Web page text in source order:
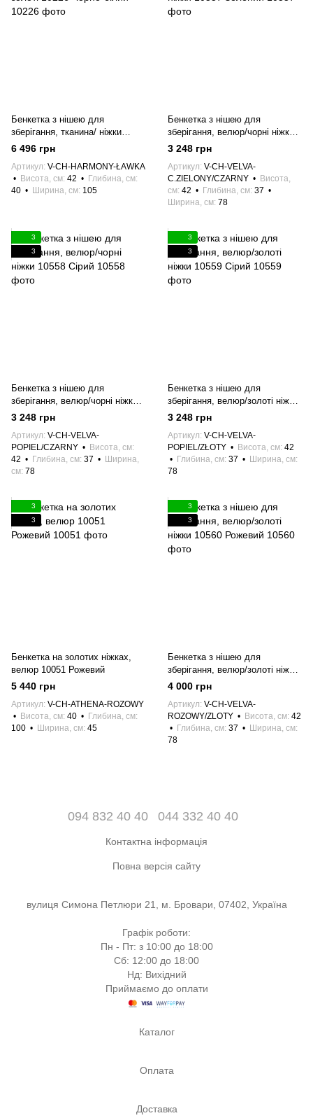
Бенкетка з нішею для
зберігання, тканина/ ніжки
золоті 10226 Чорно-білий
6 496 грн
Артикул V-CH-HARMONY-ŁAWKA
Висота, см 42
Глибина, см
40
Ширина, см 105
Бенкетка з нішею для
зберігання, велюр/чорні ніжки
10557 Зелений
3 248 грн
Артикул V-CH-VELVA-
C.ZIELONY/CZARNY
Висота,
см 42 Глибина, см 37
Ширина, см 78
3
3
Бенкетка з нішею для
зберігання, велюр/чорні ніжки
10558 Сірий
3 248 грн
Артикул V-CH-VELVA-
POPIEL/CZARNY
Висота, см
42
Глибина, см 37
Ширина,
см 78
3
3
Бенкетка з нішею для
зберігання, велюр/золоті ніжки
10559 Сірий
3 248 грн
Артикул V-CH-VELVA-
POPIEL/ZŁOTY
Висота, см 42
Глибина, см 37
Ширина, см
78
3
3
Бенкетка на золотих ніжках,
велюр 10051 Рожевий
5 440 грн
Артикул V-CH-ATHENA-ROZOWY
Висота, см 40
Глибина, см
100
Ширина, см 45
3
3
Бенкетка з нішею для
зберігання, велюр/золоті ніжки
10560 Рожевий
4 000 грн
Артикул V-CH-VELVA-
ROZOWY/ZLOTY
Висота, см 42
Глибина, см 37
Ширина, см
78
094 832 40 40 044 332 40 40
Контактна інформація
Повна версія сайту
вулиця Симона Петлюри 21, м. Бровари, 07402, Україна
Графік роботи:
Пн - Пт: з 10:00 до 18:00
Сб: 12:00 до 18:00
Нд: Вихідний
Приймаємо до оплати
Каталог
Оплата
Доставка